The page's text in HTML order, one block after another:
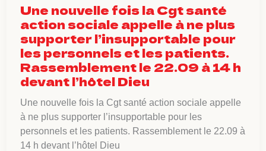
Une nouvelle fois la Cgt santé
action sociale appelle à ne plus
supporter l’insupportable pour
les personnels et les patients.
Rassemblement le 22.09 à 14 h
devant l’hôtel Dieu
Une nouvelle fois la Cgt santé action sociale appelle
à ne plus supporter l’insupportable pour les
personnels et les patients. Rassemblement le 22.09 à
14 h devant l’hôtel Dieu